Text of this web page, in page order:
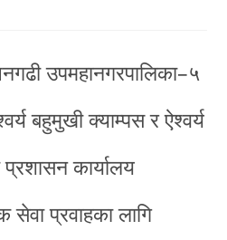
उपमहानगरपालिका–५
बहुमुखी क्याम्पस र ऐश्वर्य
कार्यालय
प्रवाहका लागि